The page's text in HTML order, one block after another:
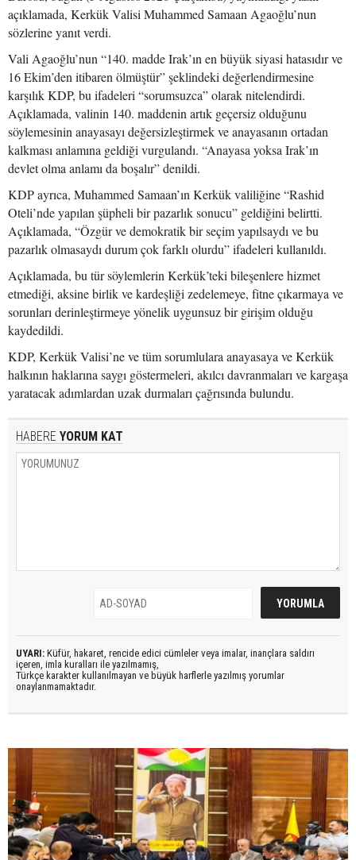
açıklamada, Kerkük Valisi Muhammed Samaan Agaoğlu’nun
sözlerine yanıt verdi.
Vali Agaoğlu’nun “140. madde Irak’ın en büyük siyasi hatasıdır ve
16 Ekim’den itibaren ölmüştür” şeklindeki değerlendirmesine
karşılık KDP, bu ifadeleri “sorumsuzca” olarak nitelendirdi.
Açıklamada, valinin 140. maddenin artık geçersiz olduğunu
söylemesinin anayasayı değersizleştirmek ve anayasanın ortadan
kalkması anlamına geldiği vurgulandı. “Anayasa yoksa Irak’ın
devlet olma anlamı da boşalır” denildi.
KDP ayrıca, Muhammed Samaan’ın Kerkük valiliğine “Rashid
Oteli’nde yapılan şüpheli bir pazarlık sonucu” geldiğini belirtti.
Açıklamada, “Özgür ve demokratik bir seçim yapılsaydı ve bu
pazarlık olmasaydı durum çok farklı olurdu” ifadeleri kullanıldı.
Açıklamada, bu tür söylemlerin Kerkük’teki bileşenlere hizmet
etmediği, aksine birlik ve kardeşliği zedelemeye, fitne çıkarmaya ve
sorunları derinleştirmeye yönelik uygunsuz bir girişim olduğu
kaydedildi.
KDP, Kerkük Valisi’ne ve tüm sorumlulara anayasaya ve Kerkük
halkının haklarına saygı göstermeleri, akılcı davranmaları ve kargaşa
yaratacak adımlardan uzak durmaları çağrısında bulundu.
HABERE YORUM KAT
UYARI: Küfür, hakaret, rencide edici cümleler veya imalar, inançlara saldırı
içeren, imla kuralları ile yazılmamış,
Türkçe karakter kullanılmayan ve büyük harflerle yazılmış yorumlar
onaylanmamaktadır.